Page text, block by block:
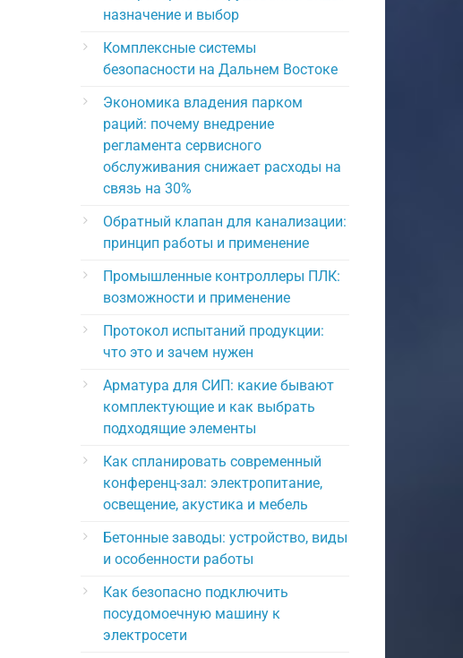
назначение и выбор
Комплексные системы
безопасности на Дальнем Востоке
Экономика владения парком
раций: почему внедрение
регламента сервисного
обслуживания снижает расходы на
связь на 30%
Обратный клапан для канализации:
принцип работы и применение
Промышленные контроллеры ПЛК:
возможности и применение
Протокол испытаний продукции:
что это и зачем нужен
Арматура для СИП: какие бывают
комплектующие и как выбрать
подходящие элементы
Как спланировать современный
конференц-зал: электропитание,
освещение, акустика и мебель
Бетонные заводы: устройство, виды
и особенности работы
Как безопасно подключить
посудомоечную машину к
электросети